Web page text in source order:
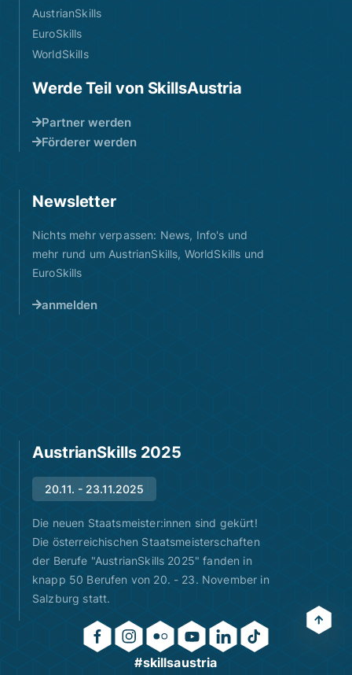
AustrianSkills
EuroSkills
WorldSkills
Werde Teil von SkillsAustria
Partner werden
Förderer werden
Newsletter
Nichts mehr verpassen: News, Info's und
mehr rund um AustrianSkills, WorldSkills und
EuroSkills
anmelden
AustrianSkills 2025
20.11. - 23.11.2025
Die neuen Staatsmeister:innen sind gekürt!
Die österreichischen Staatsmeisterschaften
der Berufe "AustrianSkills 2025" fanden in
knapp 50 Berufen von 20. - 23. November in
Salzburg statt.
#skillsaustria